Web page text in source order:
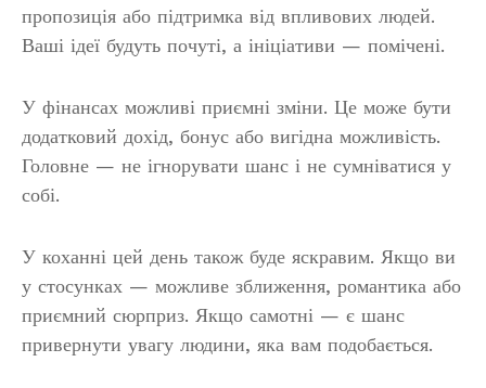
пропозиція або підтримка від впливових людей.
Ваші ідеї будуть почуті, а ініціативи — помічені.
У фінансах можливі приємні зміни. Це може бути
додатковий дохід, бонус або вигідна можливість.
Головне — не ігнорувати шанс і не сумніватися у
собі.
У коханні цей день також буде яскравим. Якщо ви
у стосунках — можливе зближення, романтика або
приємний сюрприз. Якщо самотні — є шанс
привернути увагу людини, яка вам подобається.